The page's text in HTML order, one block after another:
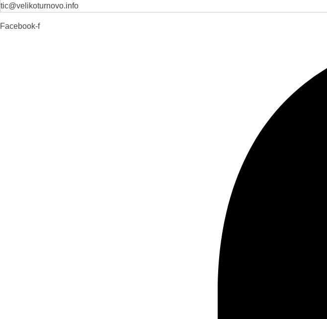
tic@velikoturnovo.info
Facebook-f